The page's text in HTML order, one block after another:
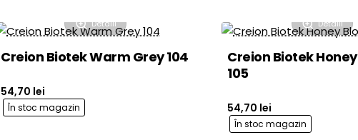
ultra
fine
straturi
–
4
400
Bucăți
Detalii
Creion Biotek Warm Grey 104
În stoc magazin
54,70 lei
Detalii
Creion Biotek
105
În stoc magazin
54,70 lei